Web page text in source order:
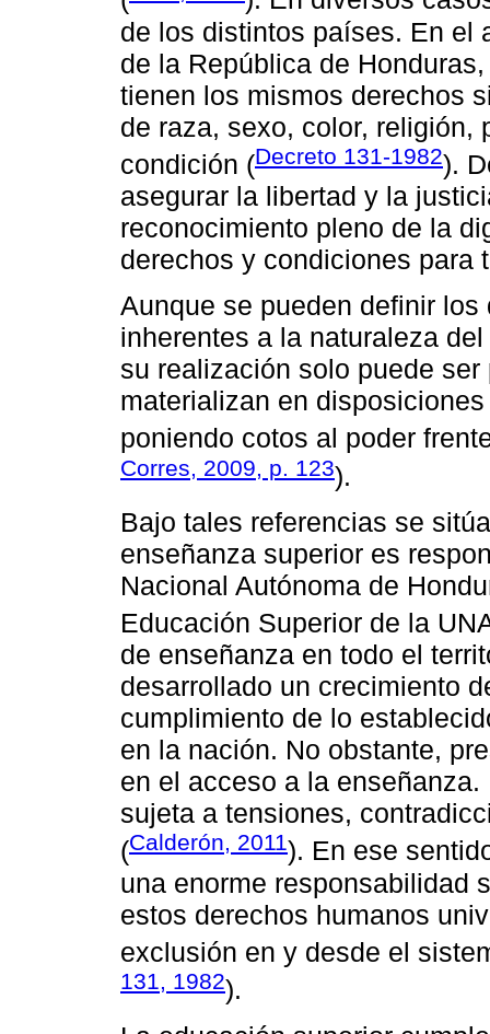
de los distintos países. En el
de la República de
tienen los mismos derechos
de raza, sexo, color, religión,
condición (Decreto 131-1982).
asegurar la libertad y la
reconocimiento pleno de la
derechos y condiciones para
Aunque se pueden definir
inherentes a la naturaleza
su realización solo puede
materializan en
poniendo cotos al poder
Corres, 2009, p. 123).
Bajo tales referencias se
enseñanza superior es
Nacional Autónoma de
Educación Superior de la
de enseñanza en todo el
desarrollado un crecimiento
cumplimiento de lo
en la nación. No obstante,
en el acceso a la
sujeta a tensiones,
(Calderón, 2011). En ese
una enorme responsabilidad
estos derechos humanos
exclusión en y desde el
131, 1982).